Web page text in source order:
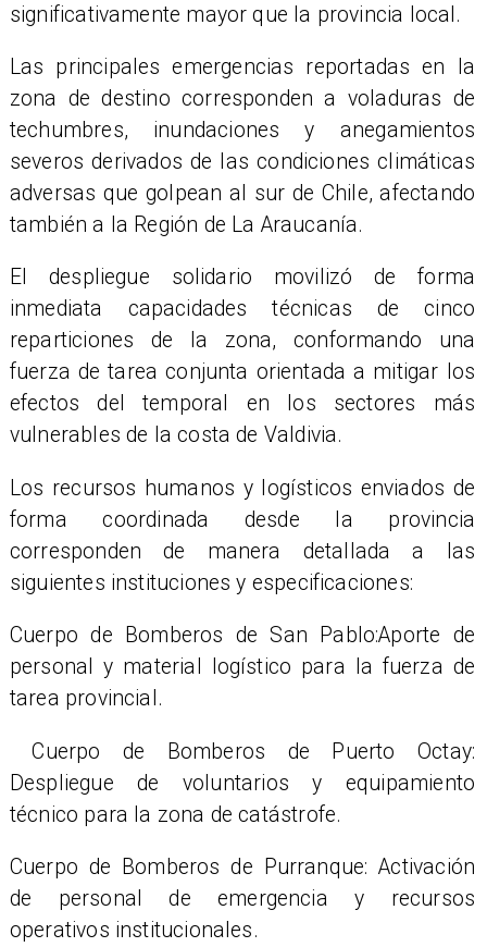
significativamente mayor que la provincia local.
Las principales emergencias reportadas en la
zona de destino corresponden a voladuras de
techumbres, inundaciones y anegamientos
severos derivados de las condiciones climáticas
adversas que golpean al sur de Chile, afectando
también a la Región de La Araucanía.
​El despliegue solidario movilizó de forma
inmediata capacidades técnicas de cinco
reparticiones de la zona, conformando una
fuerza de tarea conjunta orientada a mitigar los
efectos del temporal en los sectores más
vulnerables de la costa de Valdivia.
Los recursos humanos y logísticos enviados de
forma coordinada desde la provincia
corresponden de manera detallada a las
siguientes instituciones y especificaciones:
​Cuerpo de Bomberos de San Pablo:Aporte de
personal y material logístico para la fuerza de
tarea provincial.
Cuerpo de Bomberos de Puerto Octay:
Despliegue de voluntarios y equipamiento
técnico para la zona de catástrofe.
Cuerpo de Bomberos de Purranque: Activación
de personal de emergencia y recursos
operativos institucionales.